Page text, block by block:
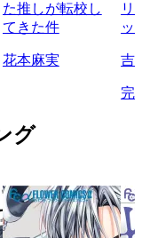
た推しが転校し
てきた件
花本麻実
リ
ッ
吉
完
グ